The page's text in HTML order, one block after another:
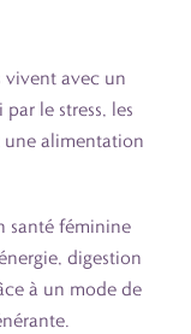
vivent avec un
le stress, les
une alimentation
santé féminine
digestion
à un mode de